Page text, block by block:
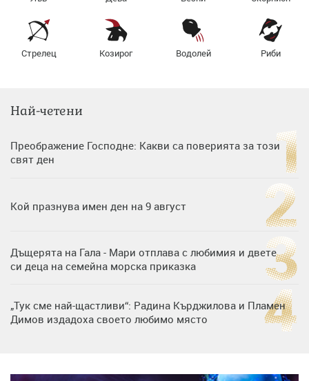
Стрелец Козирог Водолей Риби
Най-четени
Преображение Господне: Какви са поверията за този
свят ден
Кой празнува имен ден на 9 август
Дъщерята на Гала - Мари отплава с любимия и двете
си деца на семейна морска приказка
„Тук сме най-щастливи“: Радина Кърджилова и Пламен
Димов издадоха своето любимо място
кадри с Башар Рахал и малкия им син